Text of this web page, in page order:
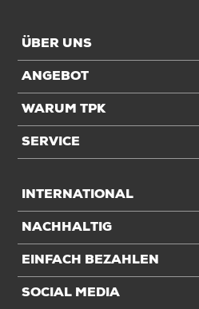
ÜBER UNS
ANGEBOT
WARUM TPK
SERVICE
INTERNATIONAL
NACHHALTIG
EINFACH BEZAHLEN
SOCIAL MEDIA